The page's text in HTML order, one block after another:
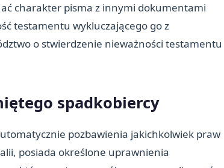
charakter pisma z innymi dokumentami
testamentu wykluczającego go z
o stwierdzenie nieważności testamentu
spadkobiercy
pozbawienia jakichkolwiek praw
posiada określone uprawnienia